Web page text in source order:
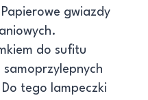
gwiazdy
do sufitu
Do tego lampeczki